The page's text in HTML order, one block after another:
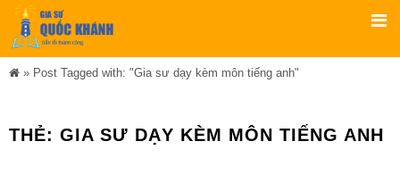
» Post Tagged with: "Gia sư dạy kèm môn tiếng anh"
THẺ: GIA SƯ DẠY KÈM MÔN TIẾNG ANH